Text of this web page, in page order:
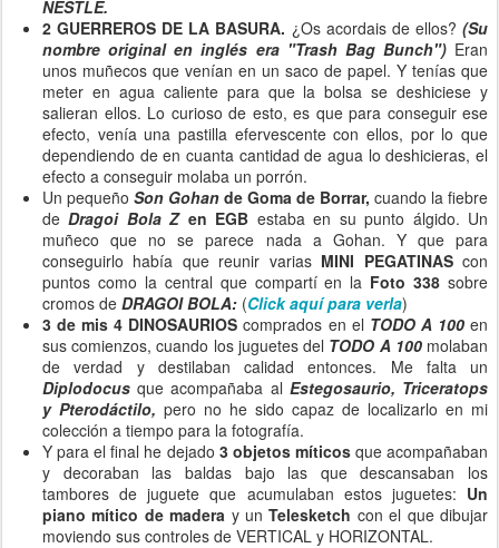
NESTLÉ.
2 GUERREROS DE LA BASURA. ¿Os acordais de ellos?(Su
nombre original en inglés era "Trash Bag Bunch")Eran
unos muñecos que venían en un saco de papel. Y tenías que
meter en agua caliente para que la bolsa se deshiciese y
salieran ellos. Lo curioso de esto, es que para conseguir ese
efecto, venía una pastilla efervescente con ellos, por lo que
dependiendo de en cuanta cantidad de agua lo deshicieras, el
efecto a conseguir molaba un porrón.
Un pequeño Son Gohan de Goma de Borrar, cuando la fiebre
deDragoi Bola Z en EGB estaba en su punto álgido. Un
muñeco que no se parece nada a Gohan. Y que para
conseguirlo había que reunir varias MINI PEGATINAScon
puntos como la central que compartí en la Foto 338 sobre
cromos de DRAGOI BOLA: (Click aquí para verla)
3 de mis 4 DINOSAURIOS comprados en el TODO A 100en
sus comienzos, cuando los juguetes del TODO A 100molaban
de verdad y destilaban calidad entonces. Me falta un
Diplodocusque acompañaba al Estegosaurio, Triceratops
y Pterodáctilo, pero no he sido capaz de localizarlo en mi
colección a tiempo para la fotografía.
Y para el final he dejado 3 objetos míticosque acompañaban
y decoraban las baldas bajo las que descansaban los
tambores de juguete que acumulaban estos juguetes: Un
piano mítico de madera y unTelesketch con el que dibujar
moviendo sus controles de VERTICAL y HORIZONTAL.